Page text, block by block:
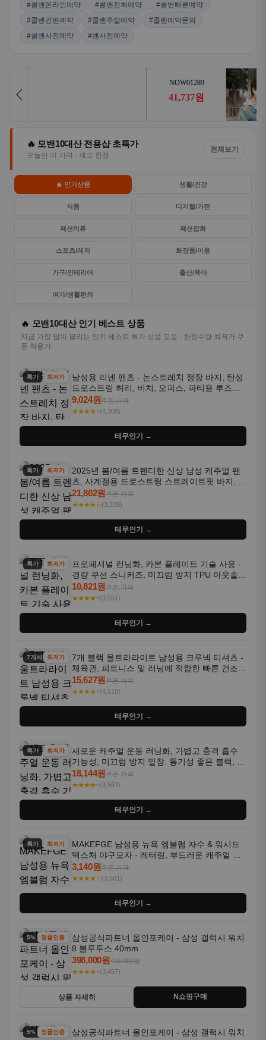
#콜밴온라인예약
#콜밴전화예약
#콜밴빠른예약
#콜밴간편예약
#콜밴주말예약
#콜밴예약문의
#콜밴사전예약
#밴사전예약
🔥 모밴10대산 전용샵 초특가
오늘만 이 가격 · 재고 한정
전체보기
🔥 인기상품 생활/건강
식품 디지털/가전
패션의류 패션잡화
스포츠/레저 화장품/미용
가구/인테리어 출산/육아
여가/생활편의
🔥 모밴10대산 인기 베스트 상품
지금 가장 많이 팔리는 인기 베스트 특가 상품 모음 - 한정수량 최저가 쿠
폰 적용가
특가 최저가
남성용 리넨 팬츠 - 논스트레치 정장 바지, 탄성
드로스트링 허리, 비치, 오피스, 파티용 루즈핏
트라우저 - 세탁기 사용 가능한 캐주얼 정장 의
상
9,024원쿠폰 가격
★★★★⭐(4,309)
테무인기 →
특가 최저가
2025년 봄/여름 트렌디한 신상 남성 캐주얼 팬
츠, 사계절용 드로스트링 스트레이트핏 바지, 한
국 스타일, 활용도 높은 아웃도어 및 정장용, 발
목 바지
21,802원쿠폰 가격
★★★★☆(3,228)
테무인기 →
특가 최저가
프로페셔널 런닝화, 카본 플레이트 기술 사용 -
경량 쿠션 스니커즈, 미끄럼 방지 TPU 아웃솔,
통기성 화이트-퍼플 그라데이션, 헬스, 트레이
닝 - 남성용, 여성용, 모든 계절에 적합
10,821원쿠폰 가격
★★★★⭐(3,051)
테무인기 →
7개세트최저가
7개 블랙 울트라라이트 남성용 크루넥 티셔츠 -
체육관, 피트니스 및 러닝에 적합한 빠른 건조,
통기성 좋은 수분 흡수 반팔 운동복
15,627원쿠폰 가격
★★★★⭐(4,518)
테무인기 →
특가 최저가
새로운 캐주얼 운동 러닝화, 가볍고 충격 흡수
기능성, 미끄럼 방지 밑창. 통기성 좋은 블랙, 화
이트, 퍼플 그라데이션 색상
18,144원쿠폰 가격
★★★★⭐(3,563)
테무인기 →
특가 최저가
MAKEFGE 남성용 뉴욕 엠블럼 자수 & 워시드
텍스처 야구모자 - 레터링, 부드러운 캐주얼 모
자, NYC 스타일
3,140원쿠폰 가격
★★★★☆(3,501)
테무인기 →
5% 할인정품인증
삼성공식파트너 올인포케이 - 삼성 갤럭시 워치
8 블루투스 40mm
398,000원419,000원
★★★★⭐(3,457)
상품 자세히 N쇼핑구매
5% 할인정품인증
삼성공식파트너 올인포케이 - 삼성 갤럭시 워치